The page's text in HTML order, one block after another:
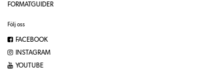
FORMATGUIDER
Följ oss
FACEBOOK
INSTAGRAM
YOUTUBE